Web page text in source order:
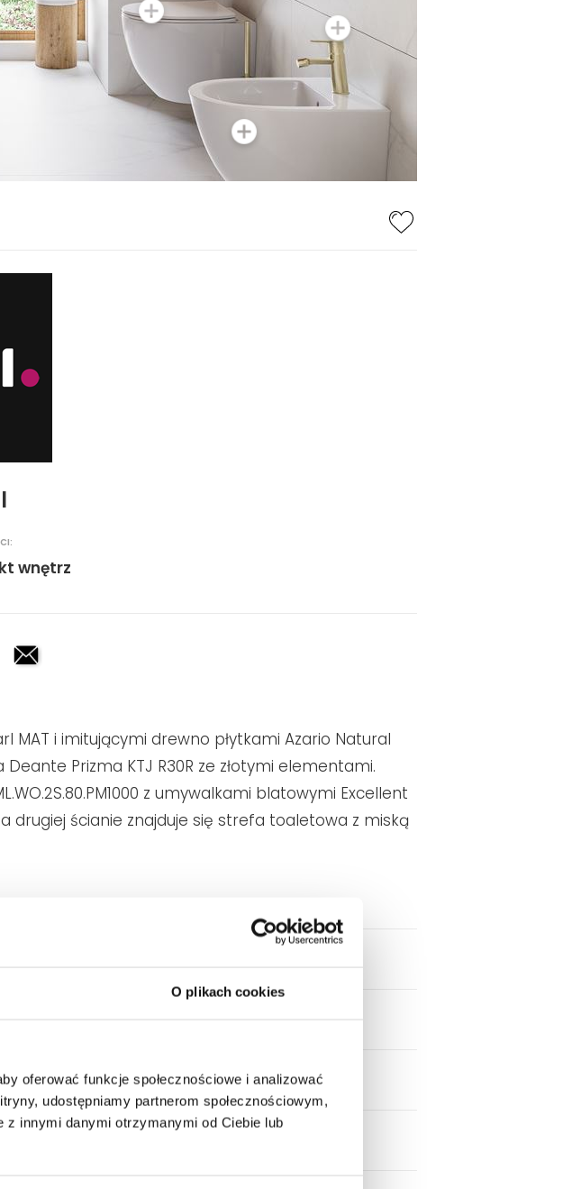
O plikach cookies
oferować funkcje społecznościowe i analizować
udostępniamy partnerom społecznościowym,
z innymi danymi otrzymanymi od Ciebie lub
wnętrz
MAT i imitującymi drewno płytkami Azario Natural
Prizma KTJ R30R ze złotymi elementami.
z umywalkami blatowymi Excellent
drugiej ścianie znajduje się strefa toaletowa z miską
w domu, Łazienka z oknem